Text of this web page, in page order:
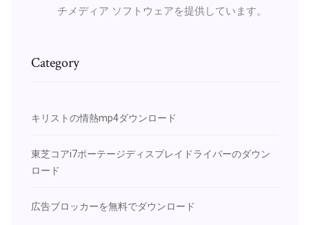
チメディア ソフトウェアを提供しています。
Category
キリストの情熱mp4ダウンロード
東芝コアi7ポーテージディスプレイドライバーのダウン
ロード
広告ブロッカーを無料でダウンロード